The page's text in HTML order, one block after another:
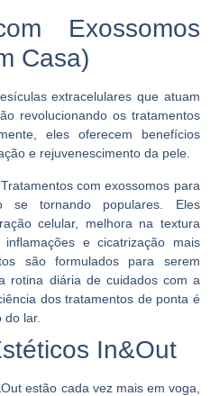
Exossomos
Casa)
extracelulares que atuam
revolucionando os tratamentos
eles oferecem benefícios
e rejuvenescimento da pele.
com exossomos para
se tornando populares. Eles
celular, melhora na textura
e cicatrização mais
são formulados para serem
rotina diária de cuidados com a
dos tratamentos de ponta é
lar.
In&Out
estão cada vez mais em voga,